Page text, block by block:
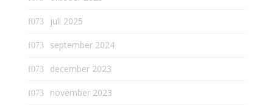
juli 2025
september 2024
december 2023
november 2023